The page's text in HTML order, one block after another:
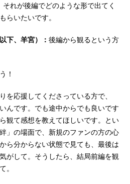
れが後編でどのような形で出てく
らいたいです。
下、羊宮）： 後編から観るという方
！
を応援してくださっている方で、
んです。でも途中からでも良いです
観て感想を教えてほしいです。とい
」の場面で、新規のファンの方の心
ら分からない状態で見ても、最後は
がして。そうしたら、結局前編を観
。